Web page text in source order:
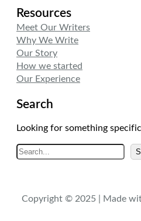
Resources
Meet Our Writers
Why We Write
Our Story
How we started
Our Experience
Search
Looking for something
A
r
Copyright © 2025 | Made